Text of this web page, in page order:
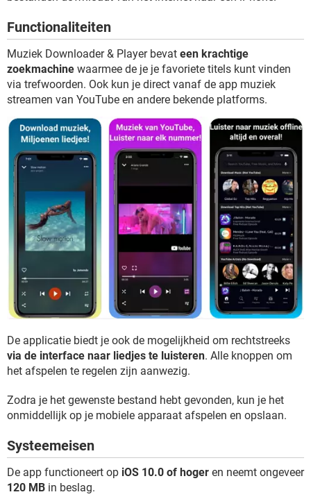
Functionaliteiten
Muziek Downloader & Player bevat een krachtige
zoekmachine waarmee de je je favoriete titels kunt vinden
via trefwoorden. Ook kun je direct vanaf de app muziek
streamen van YouTube en andere bekende platforms.
De applicatie biedt je ook de mogelijkheid om rechtstreeks
via de interface naar liedjes te luisteren. Alle knoppen om
het afspelen te regelen zijn aanwezig.
Zodra je het gewenste bestand hebt gevonden, kun je het
onmiddellijk op je mobiele apparaat afspelen en opslaan.
Systeemeisen
De app functioneert op iOS 10.0 of hoger en neemt ongeveer
120 MB in beslag.